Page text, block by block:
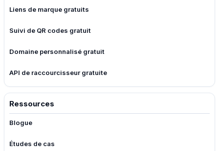
Liens de marque gratuits
Suivi de QR codes gratuit
Domaine personnalisé gratuit
API de raccourcisseur gratuite
Ressources
Blogue
Études de cas